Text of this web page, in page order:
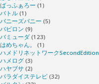
ばっふぁろー (1)
バトル (1)
バニーズバニー (5)
バビロン (9)
バミューダ (123)
はめちゃん。
(1)
ハメドリネットワークSecondEdition
ハメログ (3)
ハヤブサ (2)
パラダイステレビ (32)